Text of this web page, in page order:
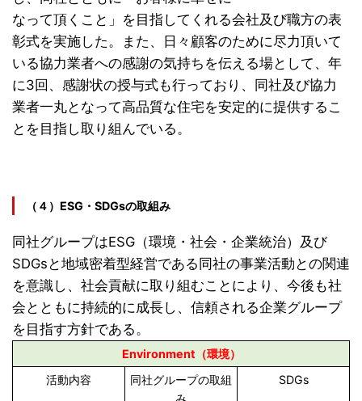
なって頂くこと」を目指してくれる会社及び職方の表
彰式を実施した。また、日々顧客のために尽力頂いて
いる協力業者への感謝の気持ちを伝える場として、年
に3回、感謝状の授与式も行っており、同社及び協力
業者一丸となって高品質な住宅を安定的に提供するこ
とを目指し取り組んでいる。
（４）ESG・SDGsの取組み
同社グループはESG（環境・社会・企業統治）及び
SDGsと地域密着型経営である同社の事業活動との関連
を意識し、社会貢献に取り組むことにより、今後も社
会とともに持続的に成長し、信頼される企業グループ
を目指す方針である。
Environment（環境）
活動内容
同社グループの取組
み
SDGs